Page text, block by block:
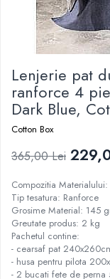
Lenjerie pat
ranforce 4
Dark Blue,
Cotton Box
365,00 Lei
Compozitia
Tip tesatura: Ranforce
Grosime Material: 145
Greutate produs: 2 kg
Pachetul contine:
- cearsaf pat
- husa pentru pilota
- 2 bucati fete de perna